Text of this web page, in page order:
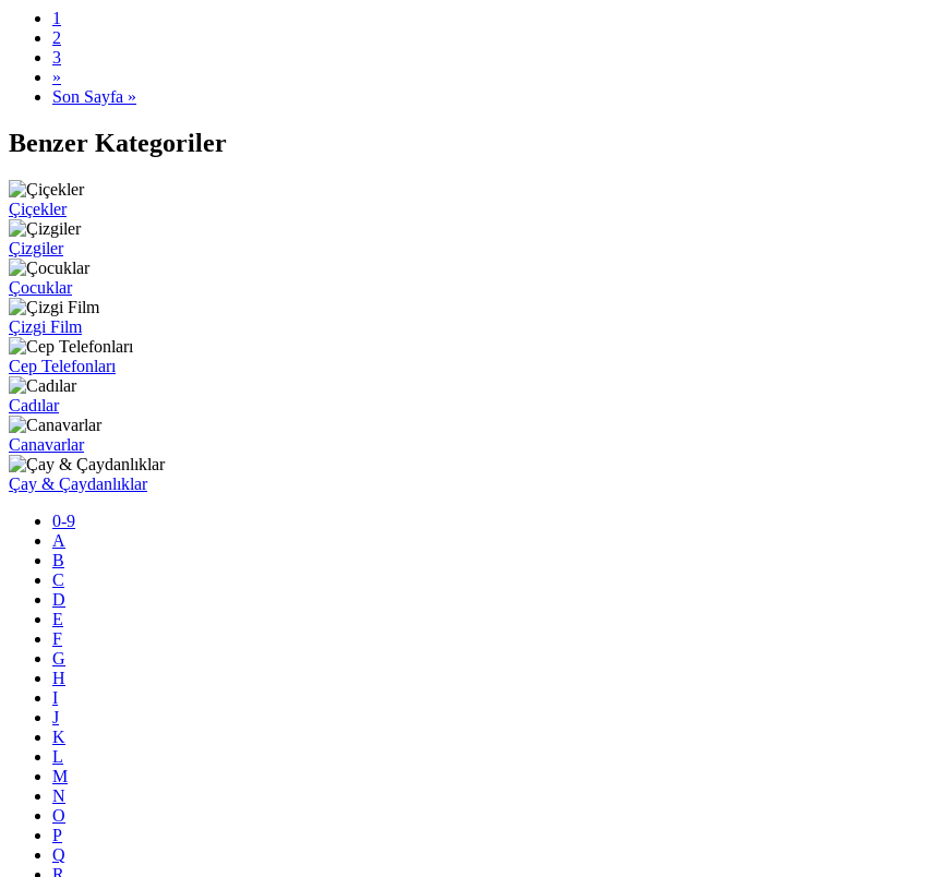
1
2
3
»
Son Sayfa »
Benzer Kategoriler
Çiçekler
Çizgiler
Çocuklar
Çizgi Film
Cep Telefonları
Cadılar
Canavarlar
Çay & Çaydanlıklar
0-9
A
B
C
D
E
F
G
H
I
J
K
L
M
N
O
P
Q